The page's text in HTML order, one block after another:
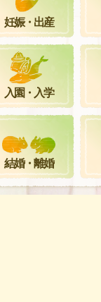
妊娠・出産
入園・入学
結婚・離婚